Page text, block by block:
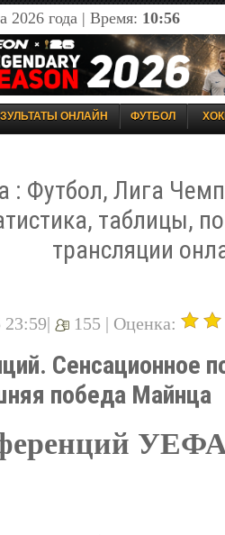
2026 года | Время: 10:56
ОНЛАЙН ФУТБОЛ
: Футбол, Лига
таблицы,
трансляции
155 | Оценка:
Сенсационное
победа Майнца